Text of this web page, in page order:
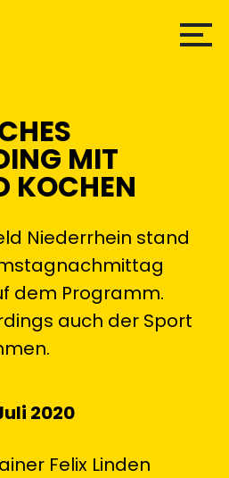
MIT
KOCHEN
Niederrhein stand
dem Programm.
auch der Sport
2020
Felix Linden